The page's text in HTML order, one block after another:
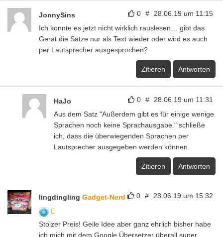
0 # 28.06.19 um 11:15
JonnySins
Ich konnte es jetzt nicht wirklich rauslesen… gibt das
Gerät die Sätze nur als Text wieder oder wird es auch
per Lautsprecher ausgesprochen?
Zitieren Antworten
0 # 28.06.19 um 11:31
HaJo
Aus dem Satz "Außerdem gibt es für einige wenige
Sprachen noch keine Sprachausgabe." schließe
ich, dass die überwiegenden Sprachen per
Lautsprecher ausgegeben werden können.
Zitieren Antworten
0 # 28.06.19 um 15:32
lingdingling Gadget-Nerd
Stolzer Preis! Geile Idee aber ganz ehrlich bisher habe
ich mich mit dem Google Übersetzer überall super